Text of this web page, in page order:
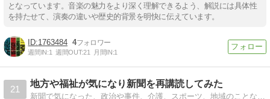
となっています。音楽の魅力をより深く理解できるよう、解説には具体性
を持たせて、演奏の違いや歴史的背景を明快に伝えています。
1763484 4
週間IN:1 週間OUT:21 月間IN:1
21
地方や福祉が気になり新聞を再講読してみた
新聞で気になった、政治や事件、介護、スポーツ、地域のことなど、 小さくてもなんだか気になるコトを紹介します。